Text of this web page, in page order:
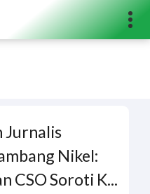
Jurnalis
Nikel:
CSO Soroti K...